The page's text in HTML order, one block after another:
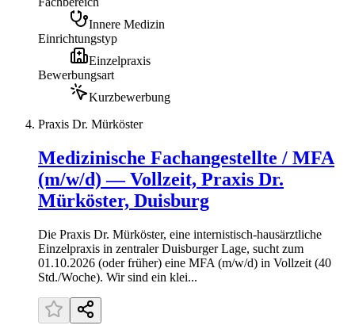
Innere Medizin
Einrichtungstyp
Einzelpraxis
Bewerbungsart
Kurzbewerbung
Praxis Dr. Mürköster
Medizinische Fachangestellte / MFA
(m/w/d) — Vollzeit, Praxis Dr.
Mürköster, Duisburg
Die Praxis Dr. Mürköster, eine internistisch-hausärztliche
Einzelpraxis in zentraler Duisburger Lage, sucht zum
01.10.2026 (oder früher) eine MFA (m/w/d) in Vollzeit (40
Std./Woche). Wir sind ein klei...